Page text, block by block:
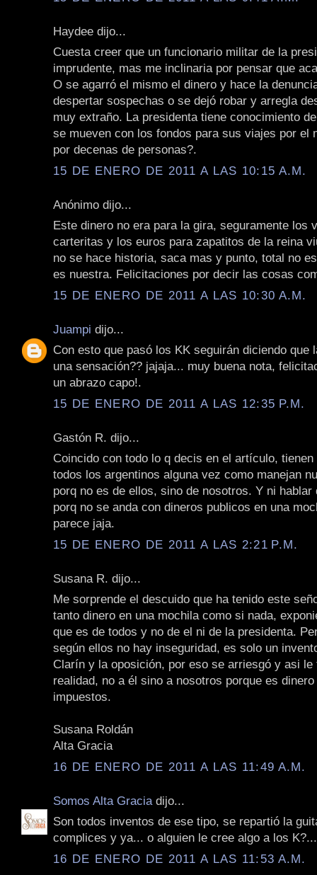
Haydee dijo...
Cuesta creer que un funcionario militar de la
imprudente, mas me inclinaria por pensar que
O se agarró el mismo el dinero y hace la
despertar sospechas o se dejó robar y arregla
muy extraño. La presidenta tiene conocimiento
se mueven con los fondos para sus viajes por el
por decenas de personas?.
15 DE ENERO DE 2011 A LAS 10:15 A.M.
Anónimo dijo...
Este dinero no era para la gira, seguramente los
carteritas y los euros para zapatitos de la reina
no se hace historia, saca mas y punto, total no
es nuestra. Felicitaciones por decir las cosas
15 DE ENERO DE 2011 A LAS 10:30 A.M.
Juampi dijo...
Con esto que pasó los KK seguirán diciendo que
una sensación?? jajaja... muy buena nota,
un abrazo capo!.
15 DE ENERO DE 2011 A LAS 12:35 P.M.
Gastón R. dijo...
Coincido con todo lo q decis en el artículo,
todos los argentinos alguna vez como manejan
porq no es de ellos, sino de nosotros. Y ni hablar
porq no se anda con dineros publicos en una
parece jaja.
15 DE ENERO DE 2011 A LAS 2:21 P.M.
Susana R. dijo...
Me sorprende el descuido que ha tenido este
tanto dinero en una mochila como si nada,
que es de todos y no de el ni de la presidenta.
según ellos no hay inseguridad, es solo un
Clarín y la oposición, por eso se arriesgó y asi le
realidad, no a él sino a nosotros porque es
impuestos.
Susana Roldán
Alta Gracia
16 DE ENERO DE 2011 A LAS 11:49 A.M.
Somos Alta Gracia dijo...
Son todos inventos de ese tipo, se repartió la
complices y ya... o alguien le cree algo a los K?...
16 DE ENERO DE 2011 A LAS 11:53 A.M.